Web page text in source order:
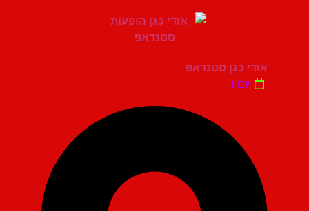
אודי כגן סטנדאפ
יום ו'